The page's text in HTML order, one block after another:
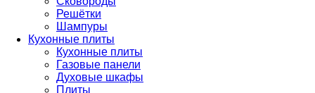
Решётки
Шампуры
Кухонные плиты
Кухонные плиты
Газовые панели
Духовые шкафы
Плиты